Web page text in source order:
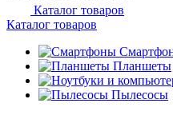
Каталог товаров
Каталог товаров
Планшеты
Пылесосы
недели